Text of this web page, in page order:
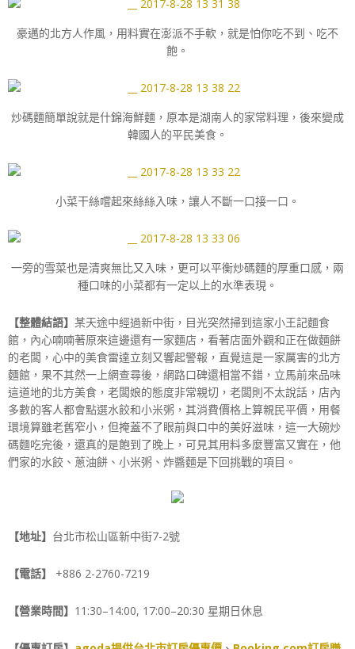
豪邁的北方人作風，用料實在澎派不手軟，就是怕你吃不到、吃不
飽。
炒碼麵簡單說就是什錦海鮮麵，原本是湖南人的家常料理，後來變成
韓國人的平民美食。
小菜干絲嚐起來絲絲入味，讓人不斷一口接一口。
一旁的雪菜也是清爽無比又入味，更可以平衡炒碼麵的厚重口感，兩
種口味的小菜都有一定以上的水準表現。
【整體結語】 某天途中經過新中街，目光突然掃到這家小王記麵食
館，內心喃喃著原來這邊還有一家麵店，看著店面外觀和正在做麵餅
的老闆，心中的美食雷達立刻又響起警報，直覺這是一家厲害的北方
麵館，果不其然一上網查尋後，網路口碑還相當不錯，立馬前來品味
這道地的北方美食，老闆娘的態度非常親切，老闆則不太說話，店內
多數的客人都會點選水餃和小米粥，其消費價格上算親民平價，用餐
環境算雖老舊窄小，但掩蓋不了眼前與口中的美好滋味，這一大碗炒
碼麵吃完後，還真的是飽到了晚上，可見其用料多麼豐富又實在，他
們家的水餃、蔥油餅、小米粥、炸醬麵是下回挑戰的項目。
【地址】 台北市松山區新中街7-2號
【電話】 +886 2-2760-7219
【營業時間】 11:30–14:00, 17:00–20:30 星期日休息